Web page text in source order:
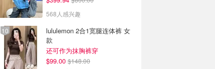
568人感兴趣
lululemon 2合1宽腿连体裤 女
款
还可作为抹胸裤穿
$99.00 $148.00